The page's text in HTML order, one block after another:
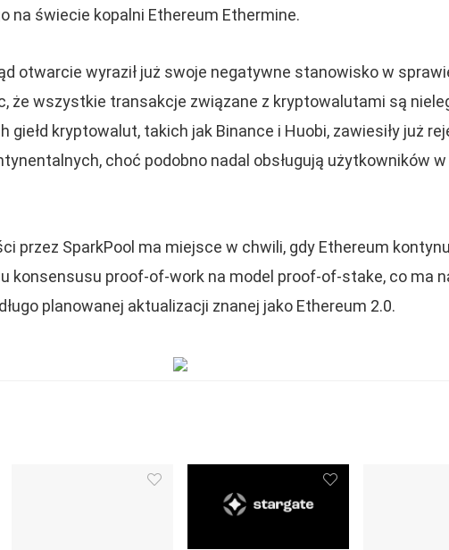
na świecie kopalni Ethereum Ethermine.
otwarcie wyraził już swoje negatywne stanowisko w
że wszystkie transakcje związane z kryptowalutami są
giełd kryptowalut, takich jak Binance i Huobi, zawiesiły już
choć podobno nadal obsługują użytkowników w
przez SparkPool ma miejsce w chwili, gdy Ethereum
konsensusu proof-of-work na model proof-of-stake, co ma
planowanej aktualizacji znanej jako Ethereum 2.0.